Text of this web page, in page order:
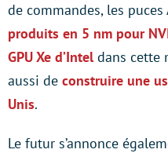
de commandes, les
produits en 5 nm pour
GPU Xe d’Inteldans cette
aussi de construire une
Unis.
Le futur s’annonce